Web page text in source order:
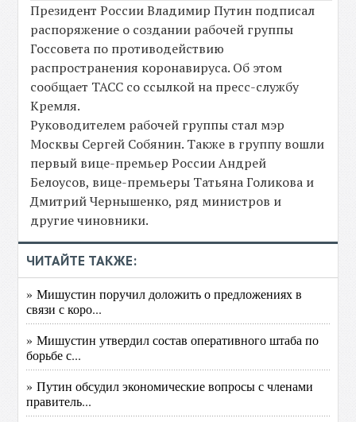
Президент России Владимир Путин подписал
распоряжение о создании рабочей группы
Госсовета по противодействию
распространения коронавируса. Об этом
сообщает ТАСС со ссылкой на пресс-службу
Кремля.
Руководителем рабочей группы стал мэр
Москвы Сергей Собянин. Также в группу вошли
первый вице-премьер России Андрей
Белоусов, вице-премьеры Татьяна Голикова и
Дмитрий Чернышенко, ряд министров и
другие чиновники.
ЧИТАЙТЕ ТАКЖЕ:
» Мишустин поручил доложить о предложениях в
связи с коро...
» Мишустин утвердил состав оперативного штаба по
борьбе с...
» Путин обсудил экономические вопросы с членами
правитель...